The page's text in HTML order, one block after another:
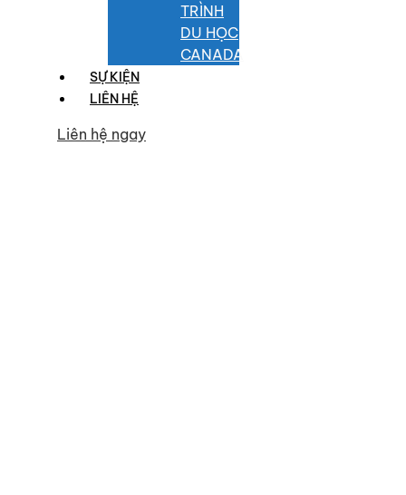
TRÌNH
DU HỌC
CANADA
SỰ KIỆN
LIÊN HỆ
Liên hệ ngay